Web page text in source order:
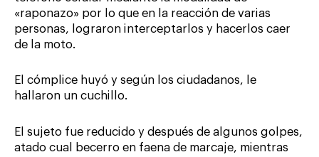
«raponazo» por lo que en la reacción de varias
personas, lograron interceptarlos y hacerlos caer
de la moto.
El cómplice huyó y según los ciudadanos, le
hallaron un cuchillo.
El sujeto fue reducido y después de algunos golpes,
atado cual becerro en faena de marcaje, mientras